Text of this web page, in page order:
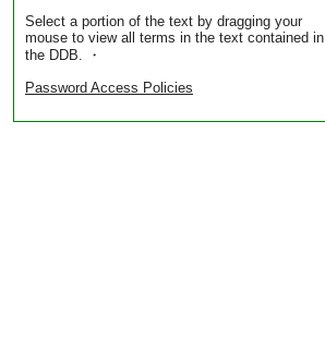
Select a portion of the text by dragging your
mouse to view all terms in the text contained in
the DDB. ・
Password Access Policies